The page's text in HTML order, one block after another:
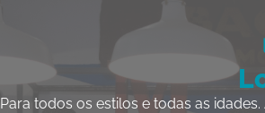
Para todos os estilos e todas as